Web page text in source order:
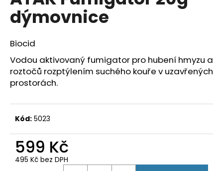
0,0
z
hvězdiček.
dýmovnice
Biocid
Vodou aktivovaný fumigator pro hubení hmyzu a
roztočů rozptýlením suchého kouře v uzavřených
prostorách.
Kód: 5023
599 Kč
495 Kč bez DPH
a
j
í
t
?
D